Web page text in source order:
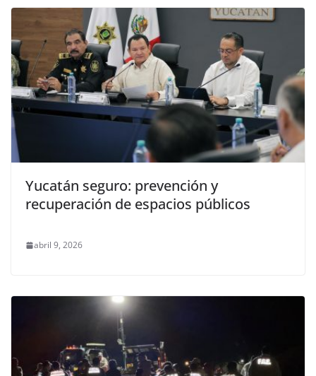
Yucatán seguro: prevención y
recuperación de espacios públicos
abril 9, 2026